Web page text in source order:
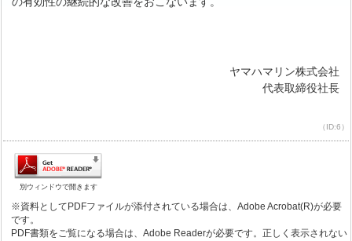
ヤマハマリン株式会社
代表取締役社長
（ID:6）
別ウィンドウで開きます
※資料としてPDFファイルが添付されている場合は、Adobe Acrobat(R)が必要
です。
PDF書類をご覧になる場合は、Adobe Readerが必要です。正しく表示されない